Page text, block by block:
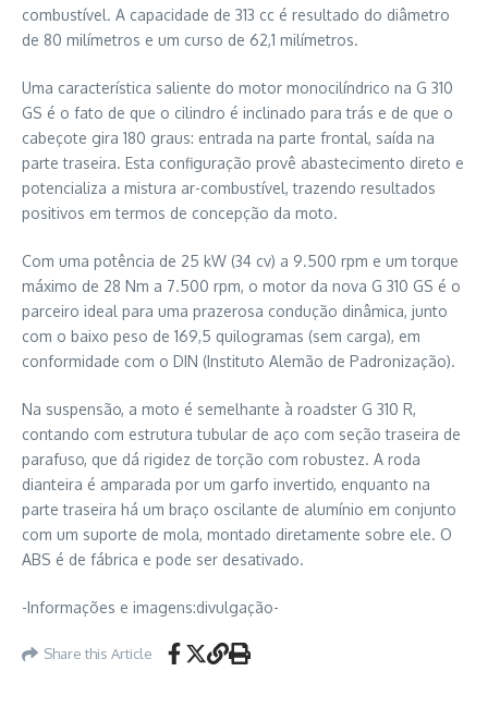
combustível. A capacidade de 313 cc é resultado do diâmetro
de 80 milímetros e um curso de 62,1 milímetros.
Uma característica saliente do motor monocilíndrico na G 310
GS é o fato de que o cilindro é inclinado para trás e de que o
cabeçote gira 180 graus: entrada na parte frontal, saída na
parte traseira. Esta configuração provê abastecimento direto e
potencializa a mistura ar-combustível, trazendo resultados
positivos em termos de concepção da moto.
Com uma potência de 25 kW (34 cv) a 9.500 rpm e um torque
máximo de 28 Nm a 7.500 rpm, o motor da nova G 310 GS é o
parceiro ideal para uma prazerosa condução dinâmica, junto
com o baixo peso de 169,5 quilogramas (sem carga), em
conformidade com o DIN (Instituto Alemão de Padronização).
Na suspensão, a moto é semelhante à roadster G 310 R,
contando com estrutura tubular de aço com seção traseira de
parafuso, que dá rigidez de torção com robustez. A roda
dianteira é amparada por um garfo invertido, enquanto na
parte traseira há um braço oscilante de alumínio em conjunto
com um suporte de mola, montado diretamente sobre ele. O
ABS é de fábrica e pode ser desativado.
-Informações e imagens:divulgação-
Share this Article